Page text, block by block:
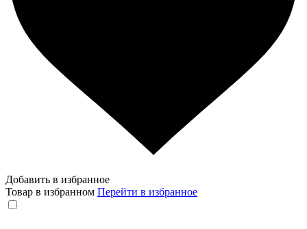
Добавить в избранное
Товар в избранном Перейти в избранное